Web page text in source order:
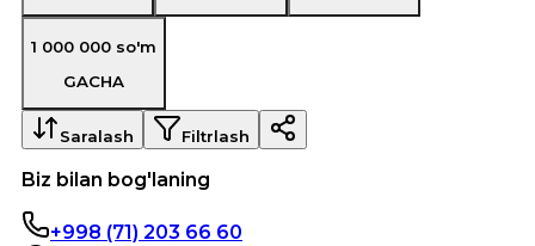
1 000 000 so'm
GACHA
Saralash Filtrlash
Biz bilan bog'laning
+998 (71) 203 66 60